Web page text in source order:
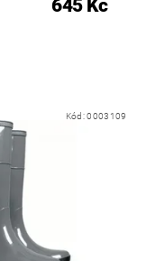
645 Kč
Kód:0003109